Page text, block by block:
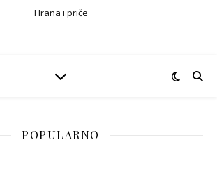
Hrana i priče
POPULARNO